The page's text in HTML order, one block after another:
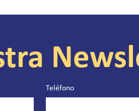
Teléfono